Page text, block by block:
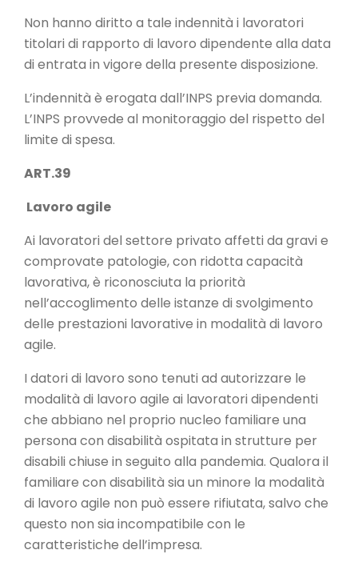
Non hanno diritto a tale indennità i lavoratori
titolari di rapporto di lavoro dipendente alla data
di entrata in vigore della presente disposizione.
L’indennità è erogata dall’INPS previa domanda.
L’INPS provvede al monitoraggio del rispetto del
limite di spesa.
ART.39
Lavoro agile
Ai lavoratori del settore privato affetti da gravi e
comprovate patologie, con ridotta capacità
lavorativa, è riconosciuta la priorità
nell’accoglimento delle istanze di svolgimento
delle prestazioni lavorative in modalità di lavoro
agile.
I datori di lavoro sono tenuti ad autorizzare le
modalità di lavoro agile ai lavoratori dipendenti
che abbiano nel proprio nucleo familiare una
persona con disabilità ospitata in strutture per
disabili chiuse in seguito alla pandemia. Qualora il
familiare con disabilità sia un minore la modalità
di lavoro agile non può essere rifiutata, salvo che
questo non sia incompatibile con le
caratteristiche dell’impresa.